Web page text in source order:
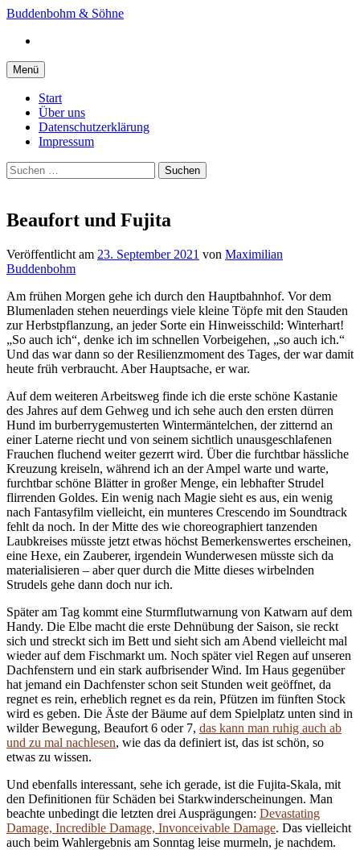
Springe
Inhalt
Buddenbohm & Söhne
Menü
Start
Über uns
Datenschutzerklärung
Impressum
Suchen
nach:
Beaufort und Fujita
Veröffentlicht am 23. September 2021 von Maximilian
Buddenbohm
Am frühen Morgen gehe ich durch den Hauptbahnhof. Vor dem
Blumenladen stehen neuerdings viele kleine Töpfe mit den Stauden
zur Herbstpflanzung, an jeder Sorte ein Hinweisschild: Winterhart!
„So auch ich“, denke ich im schnellen Vorbeigehen, „so auch ich.“
Und das war dann so der Resilienzmoment des Tages, der war damit
heute früh verbraucht. Aber Hauptsache, er war.
Auf dem weiteren Arbeitsweg finde ich die erste schöne Kastanie
des Jahres auf dem Gehweg und ich sehe auch den ersten dürren
Hund im burberrygemusterten Wintermäntelchen, der zitternd an
einer Laterne riecht und von seinem sichtlich unausgeschlafenen
Frauchen fluchend weiter gezerrt wird. Über die furchtbar hässliche
Kreuzung kreiseln, während ich an der Ampel warte und warte,
furchtbar schöne Blätter in großer Menge, ein lebhafter Strudel
flirrenden Goldes. Ein wenig nach Magie sieht es aus, ein wenig
nach Fantasyfilm vielleicht, ein munteres Crescendo im Soundtrack
fehlt da noch. In der Mitte des wie choreographiert tanzenden
Laubkreises müsste jetzt etwas höchst Bemerkenswertes erscheinen,
eine Hexe, ein Zauberer, irgendein Wunderwesen müsste sich da
materialisieren – aber quer durch die Mitte dieses wirbelnden
Strudels gehe dann doch nur ich.
Später am Tag kommt eine Sturmflutwarnung von Katwarn auf dem
Handy. Die Elbe macht die erste Dehnübung der Saison, sie reckt
sich und streckt sich im Bett und sieht sich am Abend vielleicht mal
wieder auf dem Fischmarkt um. Noch später viel Regen auf unseren
Dachfenstern und ein stark aufbrisender Wind. Im Haus gegenüber
hat jemand ein Dachfenster schon seit Stunden weit geöffnet, da
regnet es rein, erheblich regnet es da rein, Pfützen im fünften Stock
wird es geben. Die Äste der Bäume auf dem Spielplatz unten sind in
wilder Bewegung, Beaufort 6 oder 7, das kann man ruhig auch ab
und zu mal nachlesen, wie das da definiert ist, das ist schön, so
etwas zu wissen.
Und ebenfalls interessant, sehe ich gerade, ist die Fujita-Skala, mit
den Definitionen für Schäden bei Starkwinderscheinungen. Man
beachte unbedingt die letzten drei Ausprägungen: Devastating
Damage, Incredible Damage, Invonceivable Damage. Das vielleicht
auch beim Wahlergebnis am Sonntag leise murmeln, je nachdem.